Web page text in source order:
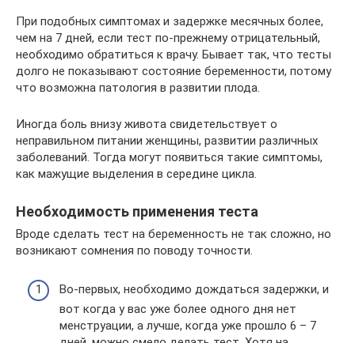
При подобных симптомах и задержке месячных более,
чем на 7 дней, если тест по-прежнему отрицательный,
необходимо обратиться к врачу. Бывает так, что тесты
долго не показывают состояние беременности, потому
что возможна патология в развитии плода.
Иногда боль внизу живота свидетельствует о
неправильном питании женщины, развитии различных
заболеваний. Тогда могут появиться такие симптомы,
как мажущие выделения в середине цикла.
Необходимость применения теста
Вроде сделать тест на беременность не так сложно, но
возникают сомнения по поводу точности.
Во-первых, необходимо дождаться задержки, и
вот когда у вас уже более одного дня нет
менструации, а лучше, когда уже прошло 6 – 7